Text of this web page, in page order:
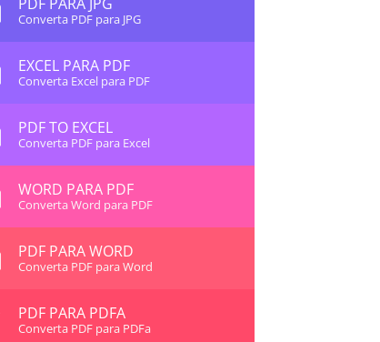
Converta PDF para JPG
EXCEL PARA PDF
Converta Excel para PDF
PDF TO EXCEL
Converta PDF para Excel
WORD PARA PDF
Converta Word para PDF
PDF PARA WORD
Converta PDF para Word
PDF PARA PDFA
Converta PDF para PDFa